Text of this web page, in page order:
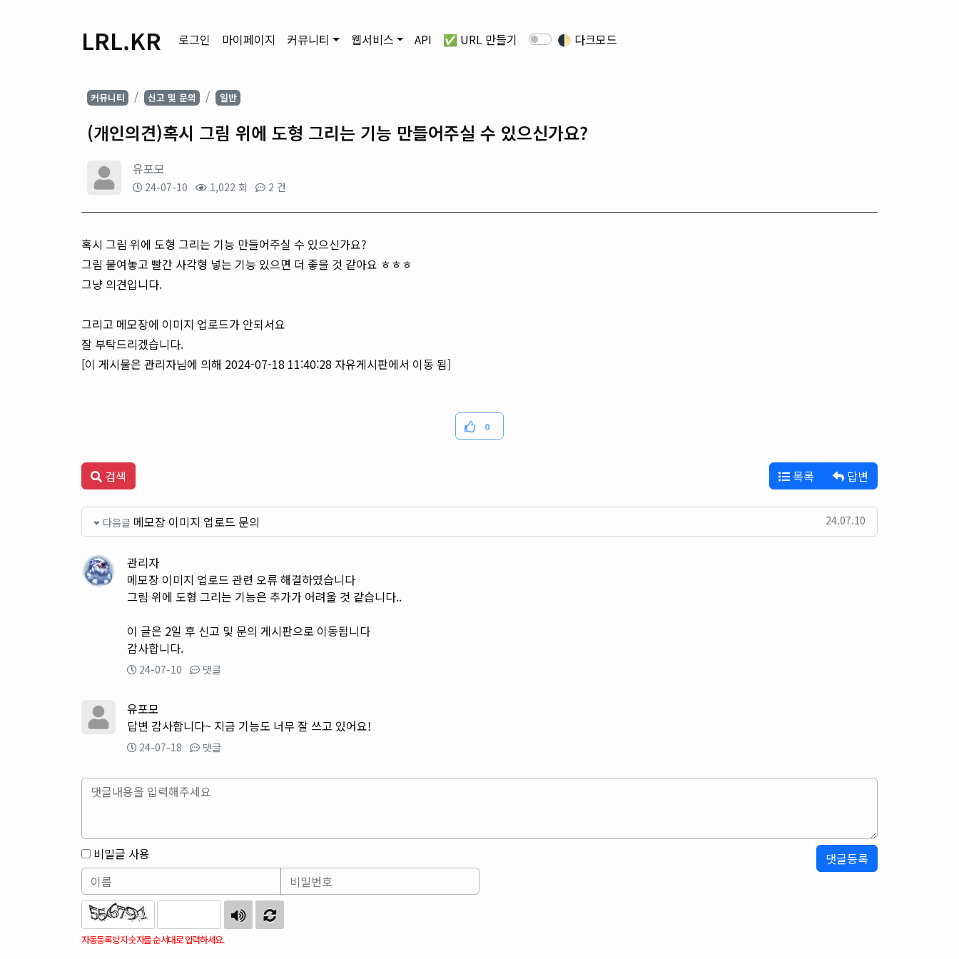
LRL.KR 로그인 마이페이지 커뮤니티 웹서비스 API ✅ URL 만들기 🌓 다크모드
커뮤니티 신고 및 문의 일반
(개인의견)혹시 그림 위에 도형 그리는 기능 만들어주실 수 있으신가요?
유포모
24-07-10 1,022 회 2 건
혹시 그림 위에 도형 그리는 기능 만들어주실 수 있으신가요?
그림 붙여놓고 빨간 사각형 넣는 기능 있으면 더 좋을 것 같아요 ㅎㅎㅎ
그냥 의견입니다.
그리고 메모장에 이미지 업로드가 안되서요
잘 부탁드리겠습니다.
[이 게시물은 관리자님에 의해 2024-07-18 11:40:28 자유게시판에서 이동 됨]
0
검색 목록 답변
다음글 메모장 이미지 업로드 문의 24.07.10
관리자
메모장 이미지 업로드 관련 오류 해결하였습니다
그림 위에 도형 그리는 기능은 추가가 어려울 것 같습니다..
이 글은 2일 후 신고 및 문의 게시판으로 이동됩니다
감사합니다.
24-07-10 댓글
유포모
답변 감사합니다~ 지금 기능도 너무 잘 쓰고 있어요!
24-07-18 댓글
비밀글 사용
자동등록방지 숫자를 순서대로 입력하세요.